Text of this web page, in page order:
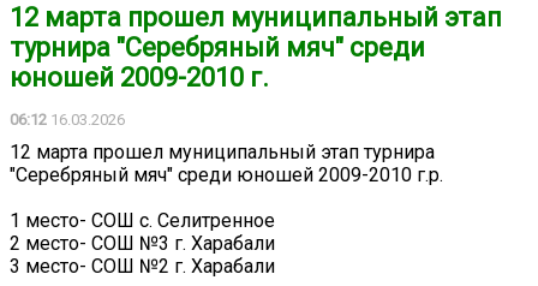
12 марта прошел муниципальный этап
турнира "Серебряный мяч" среди
юношей 2009-2010 г.
06:12 16.03.2026
12 марта прошел муниципальный этап турнира
"Серебряный мяч" среди юношей 2009-2010 г.р.
1 место- СОШ с. Селитренное
2 место- СОШ №3 г. Харабали
3 место- СОШ №2 г. Харабали